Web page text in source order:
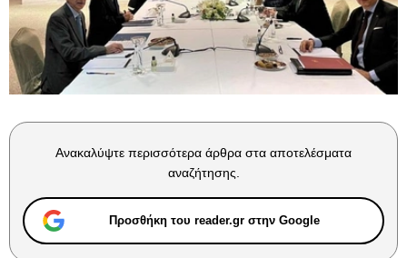
Ανακαλύψτε περισσότερα άρθρα στα αποτελέσματα
αναζήτησης.
Προσθήκη του reader.gr στην Google